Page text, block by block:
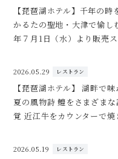
【琵琶湖ホテル】千年の
かるたの聖地・大津で愉
年７月1日（水）より販売
2026.05.29 レストラン
【琵琶湖ホテル】 湖畔で
夏の風物詩 鱧をさまざま
覚 近江牛をカウンターで
2026.05.19 レストラン